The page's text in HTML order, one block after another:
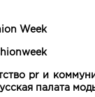
Week
pr и
палата